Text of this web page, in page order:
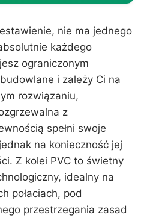
nie ma jednego
każdego
ograniczonym
i zależy Ci na
rozwiązaniu,
z
spełni swoje
na konieczność jej
Z kolei PVC to świetny
idealny na
połaciach, pod
przestrzegania zasad